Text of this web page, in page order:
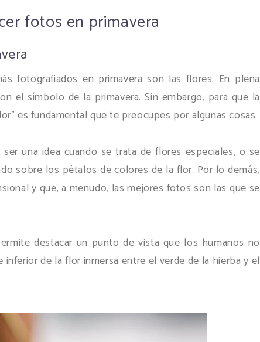
fotos en primavera
fotografiados en primavera son las flores. En plena
el símbolo de la primavera. Sin embargo, para que la
es fundamental que te preocupes por algunas cosas.
una idea cuando se trata de flores especiales, o se
sobre los pétalos de colores de la flor. Por lo demás,
y que, a menudo, las mejores fotos son las que se
destacar un punto de vista que los humanos no
de la flor inmersa entre el verde de la hierba y el